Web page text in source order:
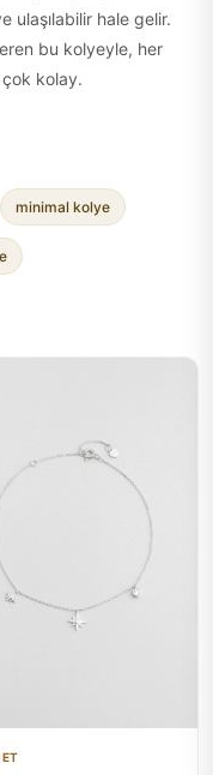
ulaşılabilir hale gelir.
bu kolyeyle, her
çok kolay.
minimal kolye